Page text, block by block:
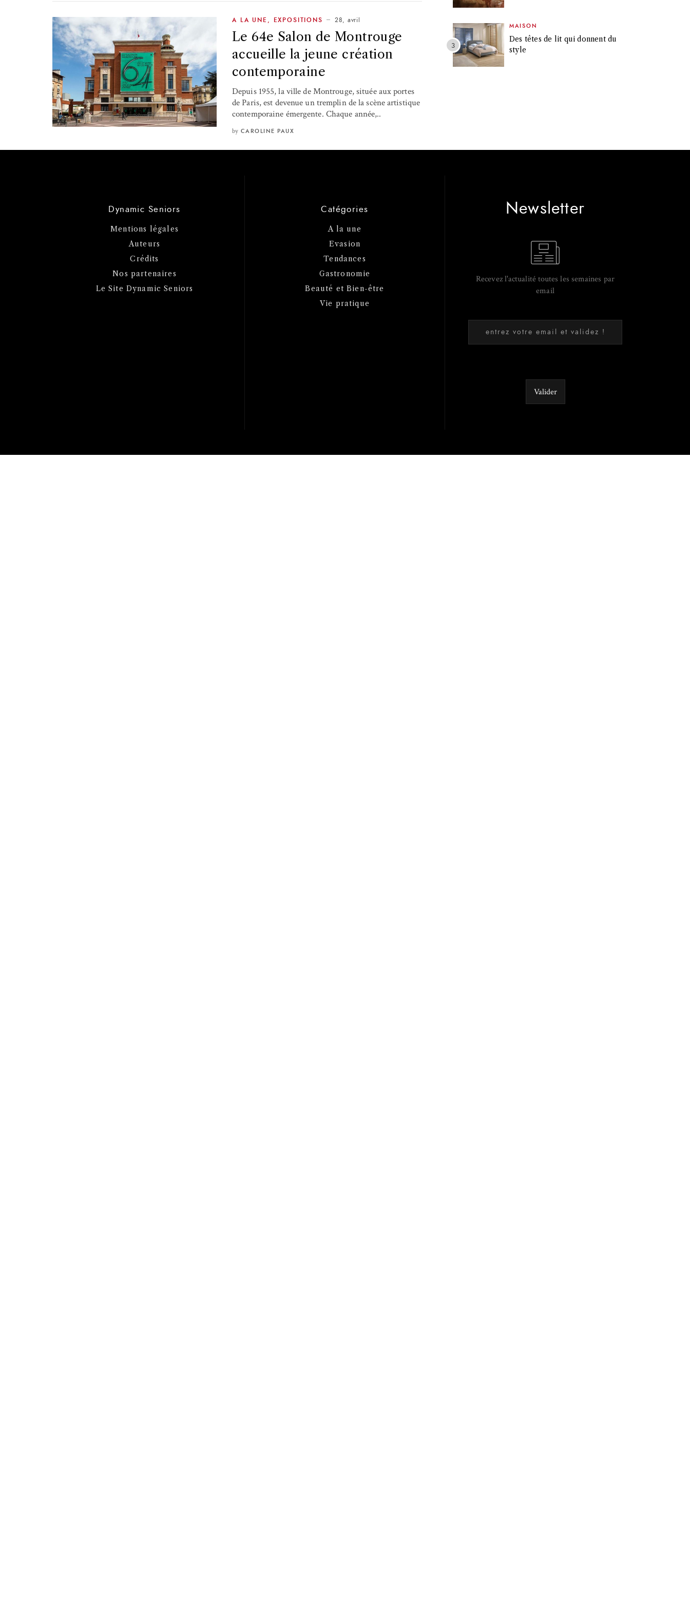
A LA UNE EXPOSITIONS 28, avril
Le 64e Salon de Montrouge
accueille la jeune création
contemporaine
Depuis 1955, la ville de Montrouge, située aux portes
de Paris, est devenue un tremplin de la scène artistique
contemporaine émergente. Chaque année,..
by CAROLINE PAUX
MAISON
Des têtes de lit qui donnent du
style
Dynamic Seniors
Mentions légales
Auteurs
Crédits
Nos partenaires
Le Site Dynamic Seniors
Catégories
A la une
Evasion
Tendances
Gastronomie
Beauté et Bien-être
Vie pratique
Newsletter
Recevez l'actualité toutes les semaines par
email